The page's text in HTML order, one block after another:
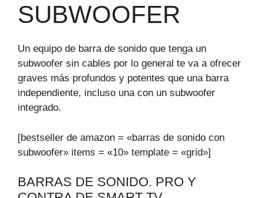
SUBWOOFER
Un equipo de barra de sonido que tenga un
subwoofer sin cables por lo general te va a ofrecer
graves más profundos y potentes que una barra
independiente, incluso una con un subwoofer
integrado.
[bestseller de amazon = «barras de sonido con
subwoofer» items = «10» template = «grid»]
BARRAS DE SONIDO. PRO Y